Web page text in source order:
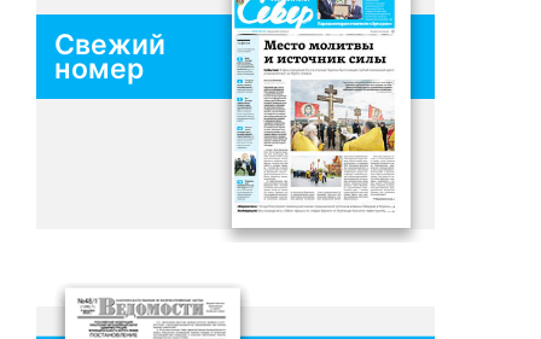
Свежий
номер